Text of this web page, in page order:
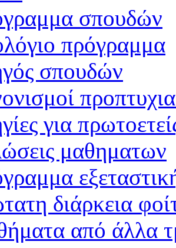
σπουδών
πρόγραμμα
σπουδών
για
μαθηματων
διάρκεια
από άλλα